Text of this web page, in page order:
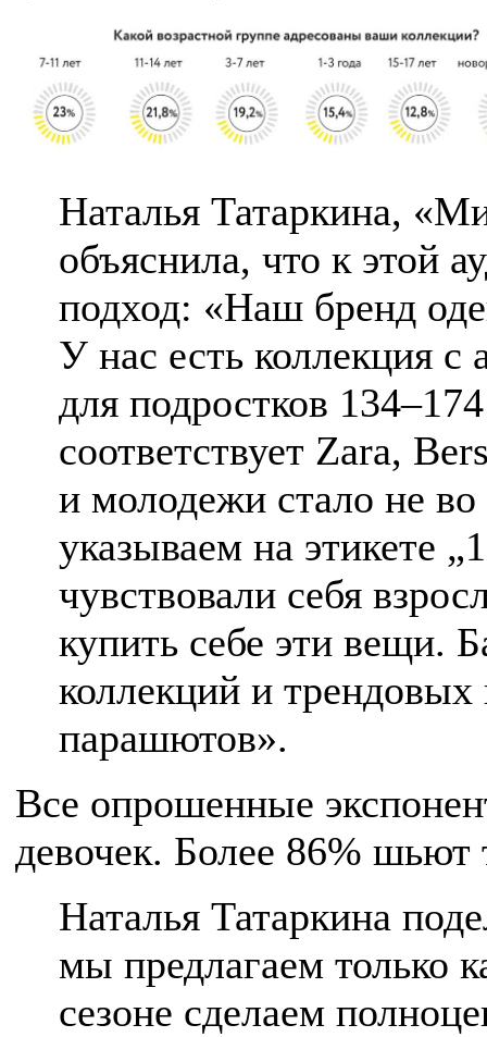
Наталья Татаркина,
объяснила, что к этой
подход: «Наш бренд
У нас есть коллекция с
для подростков
соответствует Zara,
и молодежи стало не
указываем на этикете
чувствовали себя
купить себе эти вещи.
коллекций и
парашютов».
Все опрошенные
девочек. Более 86% шьют
Наталья Татаркина
мы предлагаем только
сезоне сделаем